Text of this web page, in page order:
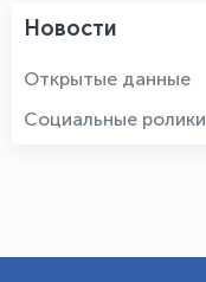
Новости
Открытые данные
Социальные ролики